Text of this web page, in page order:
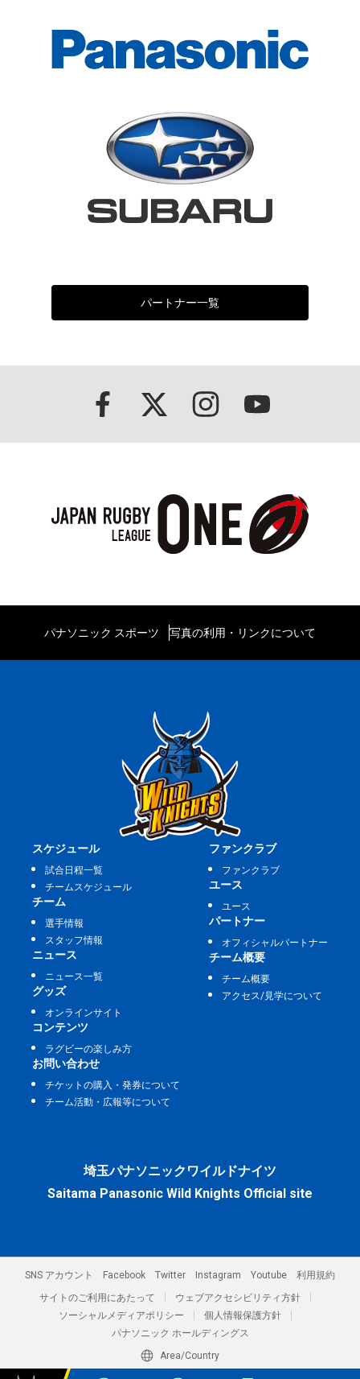
パートナー一覧
パナソニック スポーツ 写真の利用・リンクについて
スケジュール
試合日程一覧
チームスケジュール
チーム
選手情報
スタッフ情報
ニュース
ニュース一覧
グッズ
オンラインサイト
ファンクラブ
ファンクラブ
ユース
ユース
パートナー
オフィシャルパートナー
チーム概要
チーム概要
アクセス/見学について
コンテンツ
ラグビーの楽しみ方
お問い合わせ
チケットの購入・発券について
チーム活動・広報等について
埼玉パナソニックワイルドナイツ
Saitama Panasonic Wild Knights Official site
SNS アカウント Facebook Twitter Instagram Youtube
利用規約
サイトのご利用にあたって
ウェブアクセシビリティ方針
ソーシャルメディアポリシー
個人情報保護方針
パナソニック ホールディングス
Area/Country